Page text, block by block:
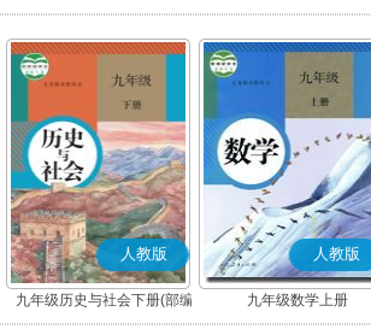
版)
人教版
九年级历史与社会下册(部编
版)
人教版
九年级数学上册